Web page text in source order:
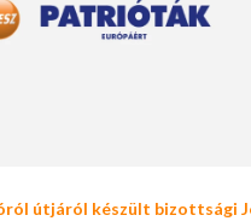
útjáról készült bizottsági